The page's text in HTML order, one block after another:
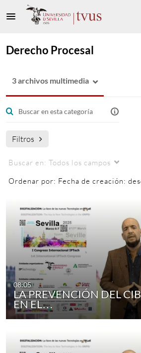
Derecho Procesal
3 archivos multimedia
Filtros
Buscar en: Todos los campos
Ordenar por: Fecha de creación:
08:05
LA PREVENCIÓN DEL
EN EL…